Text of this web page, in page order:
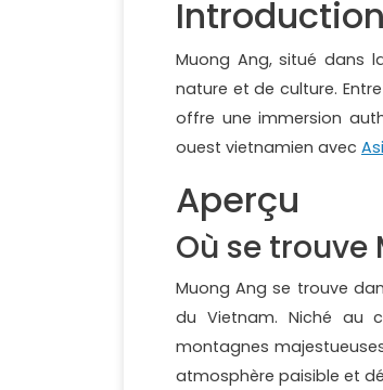
Introduction
Muong Ang, situé dans
nature et de culture.
offre une immersion
ouest vietnamien avec
Aperçu
Où se trouve
Muong Ang se trouve
du Vietnam. Niché au
montagnes
atmosphère paisible et